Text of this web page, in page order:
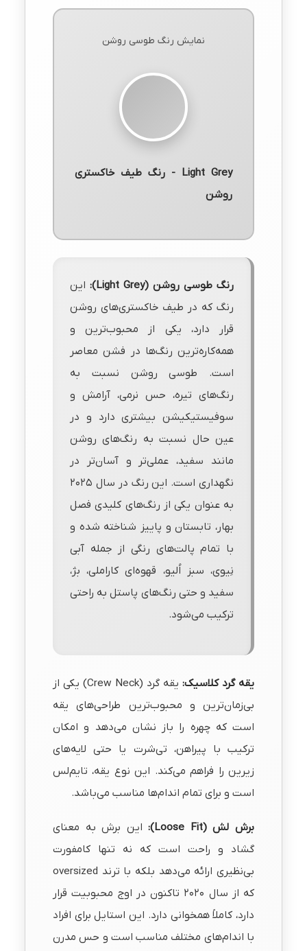
نمایش رنگ طوسی روشن
Light Grey - رنگ طیف خاکستری
روشن
رنگ طوسی روشن (Light Grey):
این
رنگ که در طیف خاکستری‌های روشن
قرار دارد، یکی از محبوب‌ترین و
همه‌کاره‌ترین رنگ‌ها در فشن معاصر
است. طوسی روشن نسبت به
رنگ‌های تیره، حس نرمی، آرامش و
سوفیستیکیشن بیشتری دارد و در
عین حال نسبت به رنگ‌های روشن
مانند سفید، عملی‌تر و آسان‌تر در
نگهداری است. این رنگ در سال ۲۰۲۵
به عنوان یکی از رنگ‌های کلیدی فصل
بهار، تابستان و پاییز شناخته شده و
با تمام پالت‌های رنگی از جمله آبی
نِیوی، سبز اُلیو، قهوه‌ای کاراملی، بژ،
سفید و حتی رنگ‌های پاستل به راحتی
ترکیب می‌شود.
یقه گرد کلاسیک:
یقه گرد (Crew Neck) یکی از
بی‌زمان‌ترین و محبوب‌ترین طراحی‌های یقه
است که چهره را باز نشان می‌دهد و امکان
ترکیب با پیراهن، تی‌شرت یا حتی لایه‌های
زیرین را فراهم می‌کند. این نوع یقه، تایم‌لس
است و برای تمام اندام‌ها مناسب می‌باشد.
برش لش (Loose Fit):
این برش به معنای
گشاد و راحت است که نه تنها کامفورت
بی‌نظیری ارائه می‌دهد بلکه با ترند oversized
که از سال ۲۰۲۰ تاکنون در اوج محبوبیت قرار
دارد، کاملاً همخوانی دارد. این استایل برای افراد
با اندام‌های مختلف مناسب است و حس مدرن